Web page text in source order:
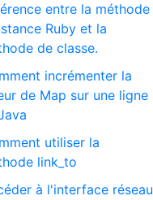
entre la méthode
Ruby et la
de classe.
incrémenter la
de Map sur une ligne
utiliser la
link_to
à l'interface réseau